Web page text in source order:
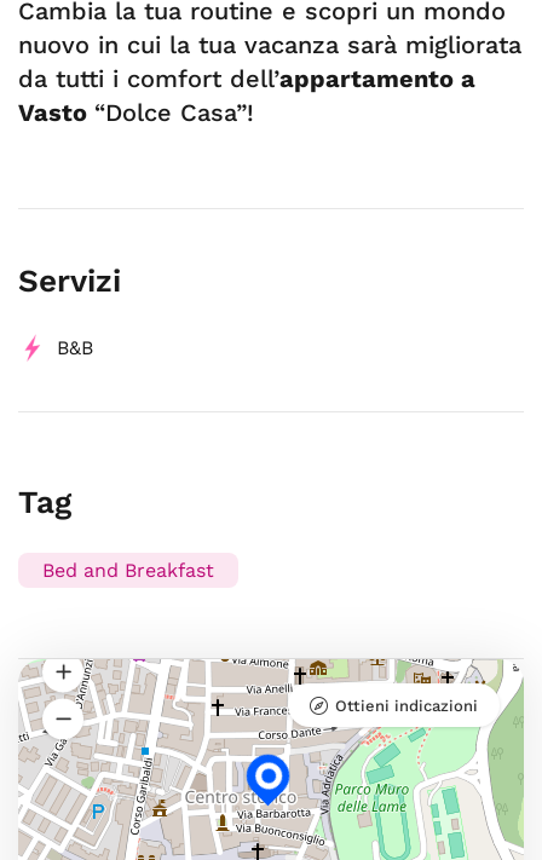
Cambia la tua routine e scopri un mondo
nuovo in cui la tua vacanza sarà migliorata
da tutti i comfort dell’appartamento a
Vasto “Dolce Casa”!
Servizi
B&B
Tag
Bed and Breakfast
Ottieni indicazioni